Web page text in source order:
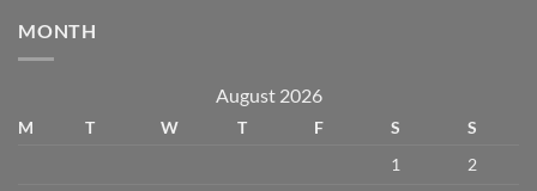
MONTH
August 2026
M T W T F S
S
1
2